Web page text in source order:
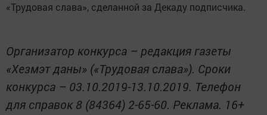
«Трудовая слава», сделанной за Декаду подписчика.
Организатор конкурса – редакция газеты
«Хезмэт даны» («Трудовая слава»). Сроки
конкурса – 03.10.2019-13.10.2019. Телефон
для справок 8 (84364) 2-65-60. Реклама. 16+